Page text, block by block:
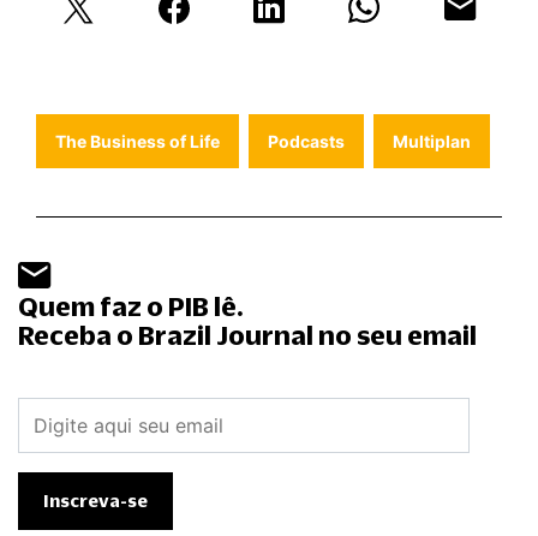
The Business of Life Podcasts Multiplan
Quem faz o PIB lê.
Receba o Brazil Journal no seu email